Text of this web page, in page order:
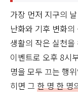
가장 먼저 지구의
난화와 기후 변화
생활의 작은 실천
이벤트로 오후 8시
명을 모두 끄는 행
히면 그 한 명 한 명